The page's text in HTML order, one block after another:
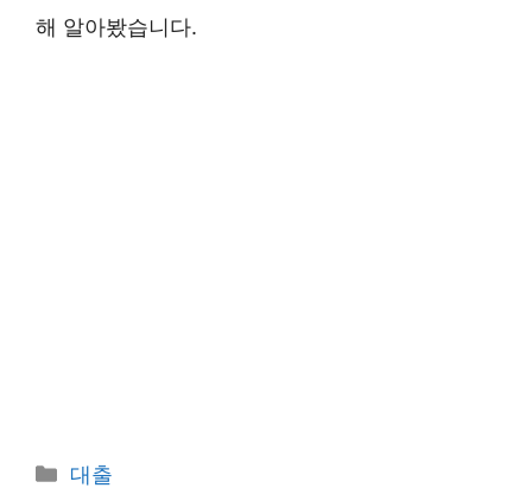
해 알아봤습니다.
카
대출